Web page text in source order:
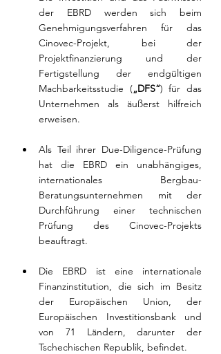
der EBRD werden sich beim
Genehmigungsverfahren für das
Cinovec-Projekt, bei der
Projektfinanzierung und der
Fertigstellung der endgültigen
Machbarkeitsstudie („DFS“) für das
Unternehmen als äußerst hilfreich
erweisen.
Als Teil ihrer Due-Diligence-Prüfung
hat die EBRD ein unabhängiges,
internationales Bergbau-
Beratungsunternehmen mit der
Durchführung einer technischen
Prüfung des Cinovec-Projekts
beauftragt.
Die EBRD ist eine internationale
Finanzinstitution, die sich im Besitz
der Europäischen Union, der
Europäischen Investitionsbank und
von 71 Ländern, darunter der
Tschechischen Republik, befindet.